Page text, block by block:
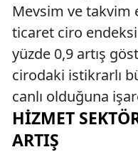
Mevsim ve takvim
ticaret ciro
yüzde 0,9 artış
cirodaki istikrarlı
canlı olduğuna
HIZMET
ARTIŞ